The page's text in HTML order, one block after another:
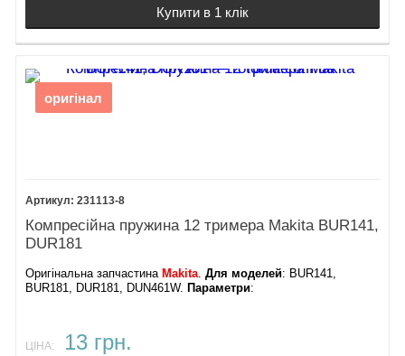
Купити в 1 клік
оригінал
231113-8
Компресійна пружина 12 тримера Makita BUR141,
DUR181
Оригінальна запчастина Makita.Для моделей: BUR141,
BUR181, DUR181, DUN461W. Параметри:
ЦІНА: 13 грн.